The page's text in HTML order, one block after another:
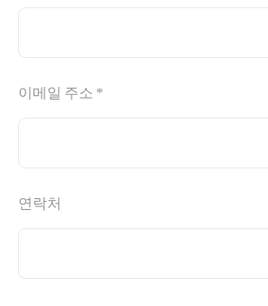
이메일 주소 *
연락처